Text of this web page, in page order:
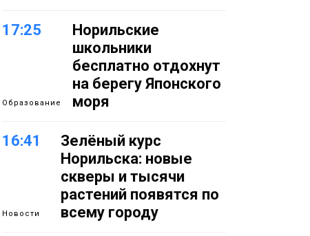
17:25
Образование
Норильские
школьники
бесплатно отдохнут
на берегу Японского
моря
16:41
Новости
Зелёный курс
Норильска: новые
скверы и тысячи
растений появятся по
всему городу